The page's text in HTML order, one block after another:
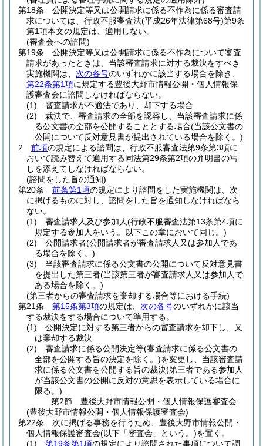
第18条
公開決定等又は公開請求に係る不作為に係る審査請
求については、行政不服審査法(平成26年法律第68号)第9条
第1項本文の規定は、適用しない。
(審査会への諮問)
第19条
公開決定等又は公開請求に係る不作為について審査
請求があったときは、当該審査請求に対する裁決をすべき
実施機関は、 次の各号のいずれかに該当する場合を除き、
第22条第1項に規定する豊後大野市情報公開・個人情報保
護審査会に諮問しなければならない。
(1)
審査請求が不適法であり、却下する場合
(2)
裁決で、審査請求の全部を認容し、当該審査請求に係
る公文書の全部を公開することとする場合(当該公文書の
公開について反対意見書が提出されている場合を除く。)
2
前項の規定による諮問は、行政不服審査法第9条第3項に
おいて読み替えて適用する同法第29条第2項の弁明書の写
しを添えてしなければならない。
(諮問をした旨の通知)
第20条
前条第1項の規定により諮問をした実施機関は、次
に掲げるものに対し、諮問をした旨を通知しなければなら
ない。
(1)
審査請求人及び参加人(行政不服審査法第13条第4項に
規定する参加人をいう。以下この章において同じ。)
(2)
公開請求者(公開請求者が審査請求人又は参加人であ
る場合を除く。)
(3)
当該審査請求に係る公文書の公開について反対意見書
を提出した第三者(当該第三者が審査請求人又は参加人で
ある場合を除く。)
(第三者からの審査請求を棄却する場合等における手続)
第21条
第15条第3項の規定は、 次の各号のいずれかに該当
する裁決をする場合について準用する。
(1)
公開決定に対する第三者からの審査請求を却下し、又
は棄却する裁決
(2)
審査請求に係る公開決定等(審査請求に係る公文書の
全部を公開する旨の決定を除く。)を変更し、当該審査請
求に係る公文書を公開する旨の裁決(第三者である参加人
が当該公文書の公開に反対の意思を表示している場合に
限る。)
第2節
豊後大野市情報公開・個人情報保護審査会
(豊後大野市情報公開・個人情報保護審査会)
第22条
次に掲げる事務を行うため、豊後大野市情報公開・
個人情報保護審査会(以下「審査会」という。)を置く。
(1)
第19条第1項の規定により諮問された事項について調